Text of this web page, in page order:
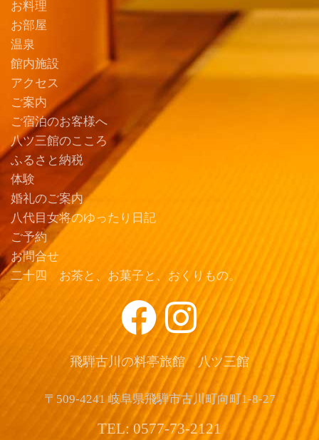
お料理
お部屋
温泉
館内施設
アクセス
ご案内
ご宿泊のお客様へ
八ツ三館のこころ
ふるさと納税
体験
婚礼のご案内
八代目女将のゆったり日記
ご予約
お問合せ
二十四 お茶と、お菓子と、おくりもの。
飛騨古川の料亭旅館 八ツ三館
〒509-4241 岐阜県飛騨市古川町向町1-8-27
TEL: 0577-73-2121